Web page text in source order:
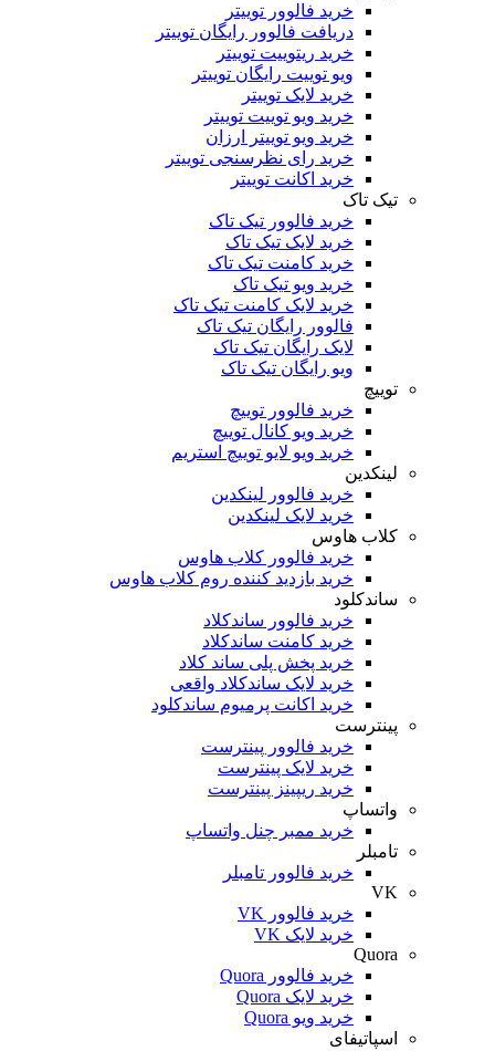
خرید فالوور توییتر
دریافت فالوور رایگان توییتر
خرید ریتوییت توییتر
ویو توییت رایگان توییتر
خرید لایک توییتر
خرید ویو توییت توییتر
خرید ویو توییتر ارزان
خرید رای نظرسنجی توییتر
خرید اکانت توییتر
تیک تاک
خرید فالوور تیک تاک
خرید لایک تیک تاک
خرید کامنت تیک ‌تاک
خرید ویو تیک تاک
خرید لایک کامنت تیک تاک
فالوور رایگان تیک تاک
لایک رایگان تیک تاک
ویو رایگان تیک تاک
توییچ
خرید فالوور توییچ
خرید ویو کانال توییچ
خرید ویو لایو توییچ استریم
لینکدین
خرید فالوور لینکدین
خرید لایک لینکدین
کلاب هاوس
خرید فالوور کلاب هاوس
خرید بازدید کننده روم کلاب هاوس
ساندکلود
خرید فالوور ساندکلاد
خرید کامنت ساندکلاد
خرید پخش پلی ساند کلاد
خرید لایک ساندکلاد واقعی
خرید اکانت پرمیوم ساندکلود
پینترست
خرید فالوور پینترست
خرید لایک پینترست
خرید ریپینز پینترست
واتساپ
خرید ممبر چنل واتساپ
تامبلر
خرید فالوور تامبلر
VK
خرید فالوور VK
خرید لایک VK
Quora
خرید فالوور Quora
خرید لایک Quora
خرید ویو Quora
اسپاتیفای